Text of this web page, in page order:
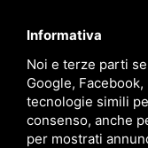
Blog
Sitemap
Contatti
Informativa
Noi e terze parti
Google,
tecnologie simili
consenso, anche
per mostrati